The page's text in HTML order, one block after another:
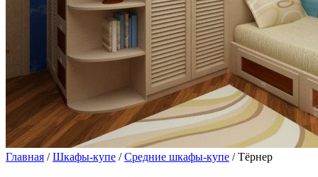
Главная /Шкафы-купе /Средние шкафы-купе / Тёрнер